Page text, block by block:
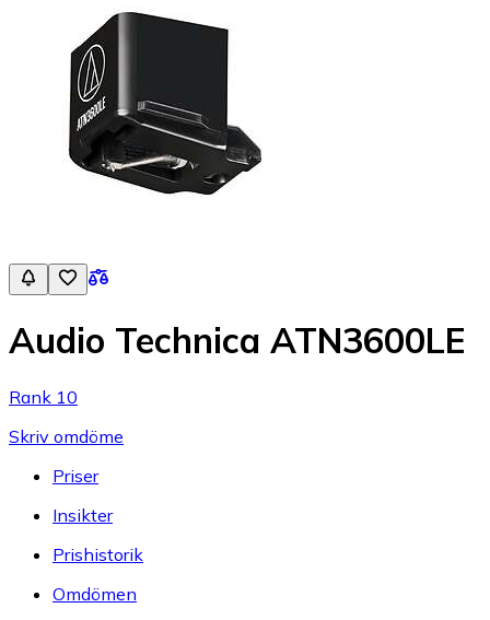
Audio Technica ATN3600LE
Rank 10
Skriv omdöme
Priser
Insikter
Prishistorik
Omdömen